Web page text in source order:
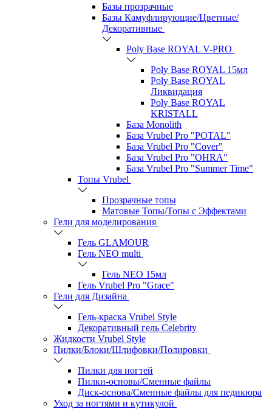
Базы прозрачные
Базы Камуфлирующие/Цветные/
Декоративные
Poly Base ROYAL V-PRO
Poly Base ROYAL 15мл
Poly Base ROYAL
Ликвидация
Poly Base ROYAL
KRISTALL
База Monolith
База Vrubel Pro "POTAL"
База Vrubel Pro "Сover"
База Vrubel Pro "OHRA"
База Vrubel Pro "Summer Time"
Топы Vrubel
Прозрачные топы
Матовые Топы/Топы с Эффектами
Гели для моделирования
Гель GLAMOUR
Гель NEO multi
Гель NEO 15мл
Гель Vrubel Pro "Grace"
Гели для Дизайна
Гель-краска Vrubel Style
Декоративный гель Celebrity
Жидкости Vrubel Style
Пилки/Блоки/Шлифовки/Полировки
Пилки для ногтей
Пилки-основы/Сменные файлы
Диск-основа/Сменные файлы для педикюра
Уход за ногтями и кутикулой